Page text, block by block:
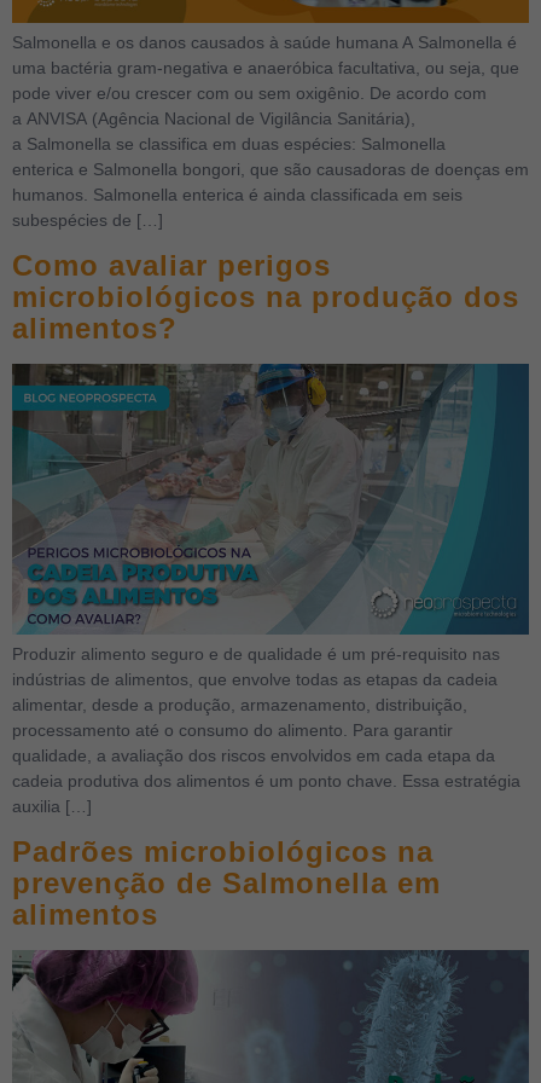
Salmonella e os danos causados à saúde humana A Salmonella é
uma bactéria gram-negativa e anaeróbica facultativa, ou seja, que
pode viver e/ou crescer com ou sem oxigênio. De acordo com
a ANVISA (Agência Nacional de Vigilância Sanitária),
a Salmonella se classifica em duas espécies: Salmonella
enterica e Salmonella bongori, que são causadoras de doenças em
humanos. Salmonella enterica é ainda classificada em seis
subespécies de […]
Como avaliar perigos
microbiológicos na produção dos
alimentos?
Produzir alimento seguro e de qualidade é um pré-requisito nas
indústrias de alimentos, que envolve todas as etapas da cadeia
alimentar, desde a produção, armazenamento, distribuição,
processamento até o consumo do alimento. Para garantir
qualidade, a avaliação dos riscos envolvidos em cada etapa da
cadeia produtiva dos alimentos é um ponto chave. Essa estratégia
auxilia […]
Padrões microbiológicos na
prevenção de Salmonella em
alimentos